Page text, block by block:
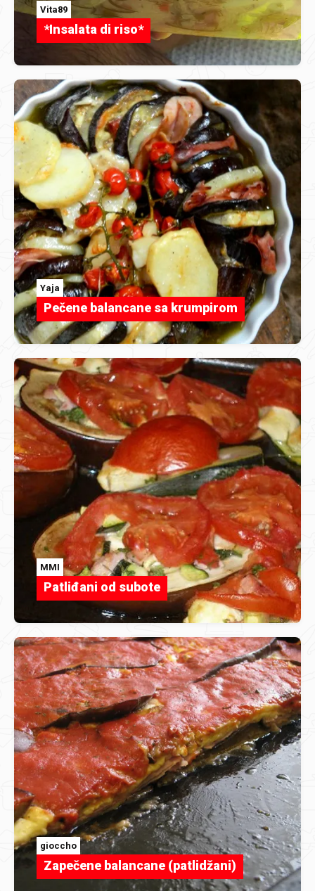
Vita89
*Insalata di riso*
Yaja
Pečene balancane sa krumpirom
MMI
Patliđani od subote
gioccho
Zapečene balancane (patlidžani)